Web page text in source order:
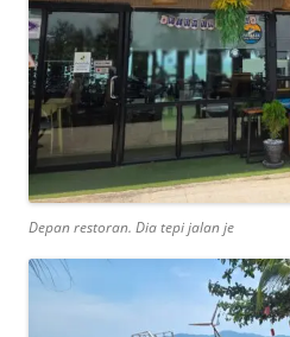
Depan restoran. Dia tepi jalan je